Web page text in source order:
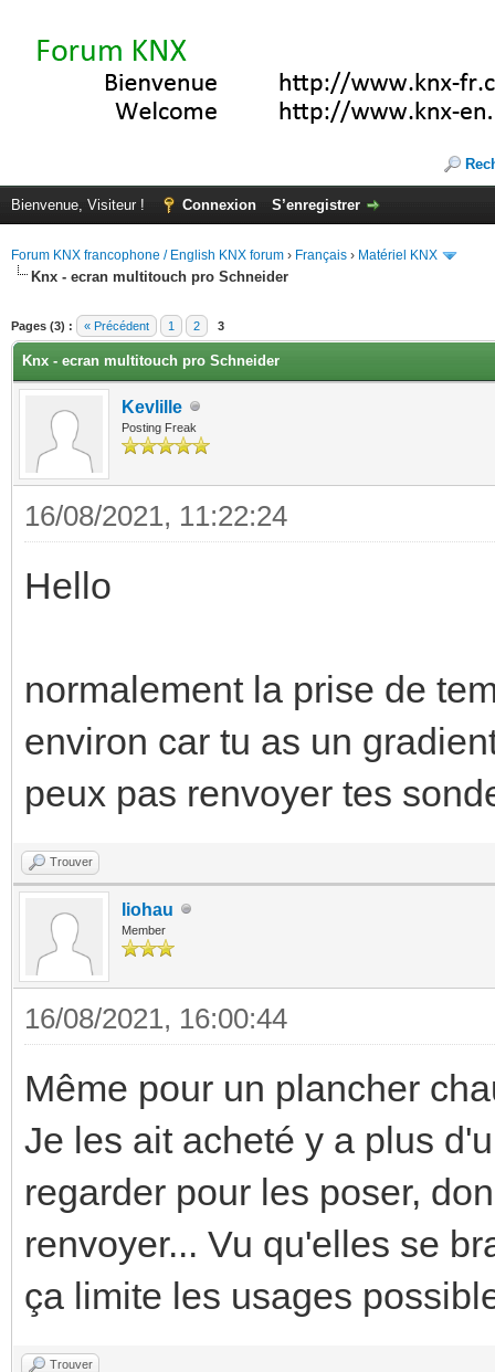
Bienvenue, Visiteur ! Connexion S’enregistrer
Forum KNX francophone / English KNX forum › Français › Matériel KNX
Knx - ecran multitouch pro Schneider
Pages (3) : « Précédent 1 2 3
Knx - ecran multitouch pro Schneider
Kevlille
Posting Freak
16/08/2021, 11:22:24
Hello
normalement la prise de
environ car tu as un
peux pas renvoyer tes
Trouver
liohau
Member
16/08/2021, 16:00:44
Même pour un plancher
Je les ait acheté y a plus
regarder pour les poser,
renvoyer... Vu qu'elles se
ça limite les usages
Trouver